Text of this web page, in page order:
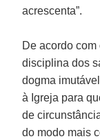
acrescenta”.
De acordo
disciplina dos
dogma
à Igreja para
de
do modo mais